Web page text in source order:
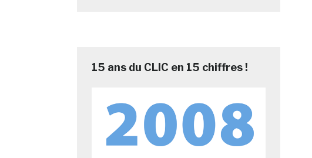
15 ans du CLIC en 15 chiffres !